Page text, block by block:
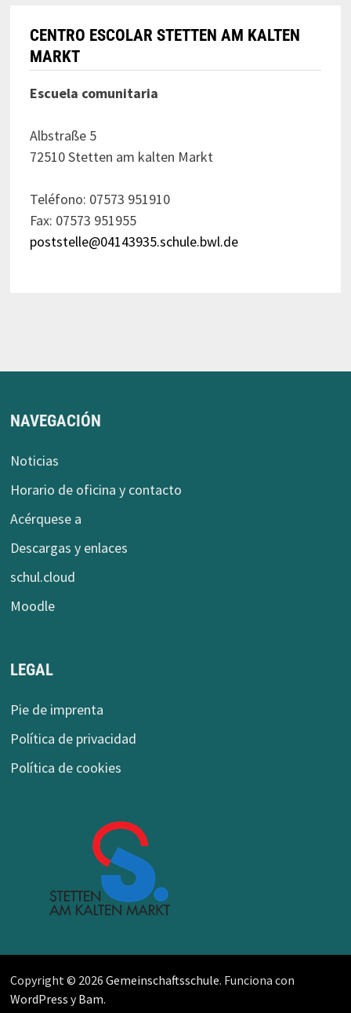
CENTRO ESCOLAR STETTEN AM KALTEN
MARKT
Escuela comunitaria
Albstraße 5
72510 Stetten am kalten Markt
Teléfono: 07573 951910
Fax: 07573 951955
poststelle@04143935.schule.bwl.de
NAVEGACIÓN
Noticias
Horario de oficina y contacto
Acérquese a
Descargas y enlaces
schul.cloud
Moodle
LEGAL
Pie de imprenta
Política de privacidad
Política de cookies
Copyright © 2026 Gemeinschaftsschule. Funciona con
WordPress yBam.